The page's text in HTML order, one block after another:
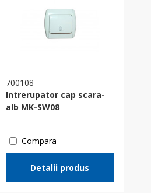
700108
Intrerupator cap scara-
alb MK-SW08
Compara
Detalii produs